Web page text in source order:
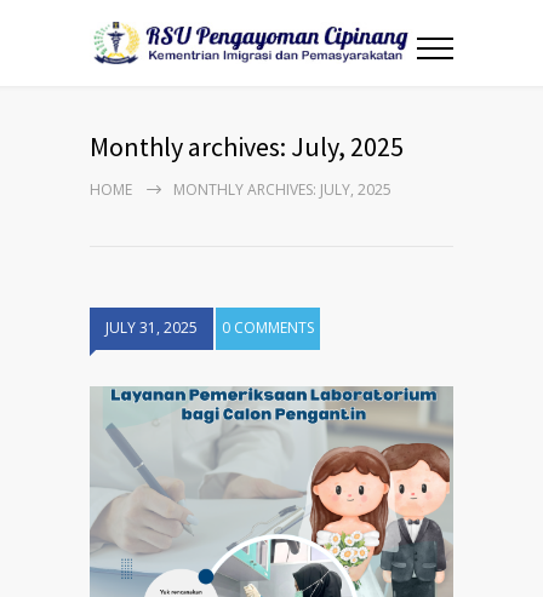
Monthly archives: July, 2025
HOME MONTHLY ARCHIVES: JULY, 2025
JULY 31, 2025 0 COMMENTS